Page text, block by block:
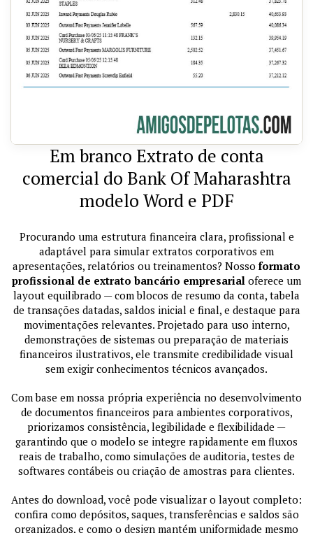
Em branco Extrato de conta
comercial do Bank Of Maharashtra
modelo Word e PDF
Procurando uma estrutura financeira clara, profissional e
adaptável para simular extratos corporativos em
apresentações, relatórios ou treinamentos? Nosso formato
profissional de extrato bancário empresarial oferece um
layout equilibrado — com blocos de resumo da conta, tabela
de transações datadas, saldos inicial e final, e destaque para
movimentações relevantes. Projetado para uso interno,
demonstrações de sistemas ou preparação de materiais
financeiros ilustrativos, ele transmite credibilidade visual
sem exigir conhecimentos técnicos avançados.
Com base em nossa própria experiência no desenvolvimento
de documentos financeiros para ambientes corporativos,
priorizamos consistência, legibilidade e flexibilidade —
garantindo que o modelo se integre rapidamente em fluxos
reais de trabalho, como simulações de auditoria, testes de
softwares contábeis ou criação de amostras para clientes.
Antes do download, você pode visualizar o layout completo:
confira como depósitos, saques, transferências e saldos são
organizados, e como o design mantém uniformidade mesmo